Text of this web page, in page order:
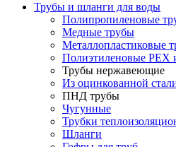
Трубы и шланги для воды
Полипропиленовые
Медные трубы
Металлопластиковые
Полиэтиленовые PEX
Трубы нержавеющие
Из оцинкованной
ПНД трубы
Чугунные
Трубки
Шланги